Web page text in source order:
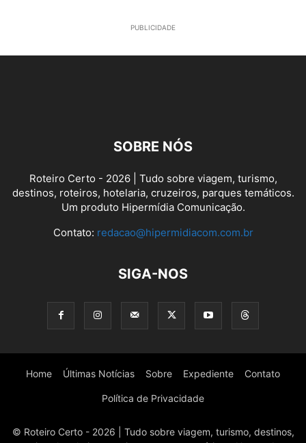
PUBLICIDADE
SOBRE NÓS
Roteiro Certo - 2026 | Tudo sobre viagem, turismo,
destinos, roteiros, hotelaria, cruzeiros, parques temáticos.
Um produto Hipermídia Comunicação.
Contato: redacao@hipermidiacom.com.br
SIGA-NOS
Home Últimas Notícias Sobre Expediente Contato
Política de Privacidade
© Roteiro Certo - 2026 | Tudo sobre viagem, turismo, destinos,